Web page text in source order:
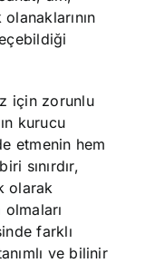
için zorunlu
kurucu
etmenin hem
sınırdır,
olarak
farklı
ve bilinir